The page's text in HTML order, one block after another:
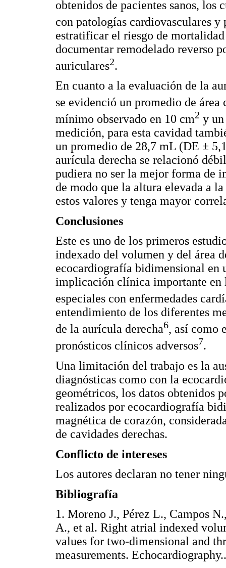
obtenidos de pacientes sanos, los
con patologías cardiovasculares y
estratificar el riesgo de
documentar remodelado reverso
auriculares2.
En cuanto a la evaluación de la
se evidenció un promedio de área
mínimo observado en 10 cm2 y
medición, para esta cavidad
un promedio de 28,7 mL (DE ±
aurícula derecha se relacionó
pudiera no ser la mejor forma de
de modo que la altura elevada a
estos valores y tenga mayor
Conclusiones
Este es uno de los primeros
indexado del volumen y del área
ecocardiografía bidimensional en
implicación clínica importante en
especiales con enfermedades
entendimiento de los diferentes
de la aurícula derecha6, así como
pronósticos clínicos adversos7.
Una limitación del trabajo es la
diagnósticas como con la
geométricos, los datos obtenidos
realizados por ecocardiografía
magnética de corazón,
de cavidades derechas.
Conflicto de intereses
Los autores declaran no tener
Bibliografía
1. Moreno J., Pérez L., Campos
A., et al. Right atrial indexed
values for two-dimensional and
measurements.